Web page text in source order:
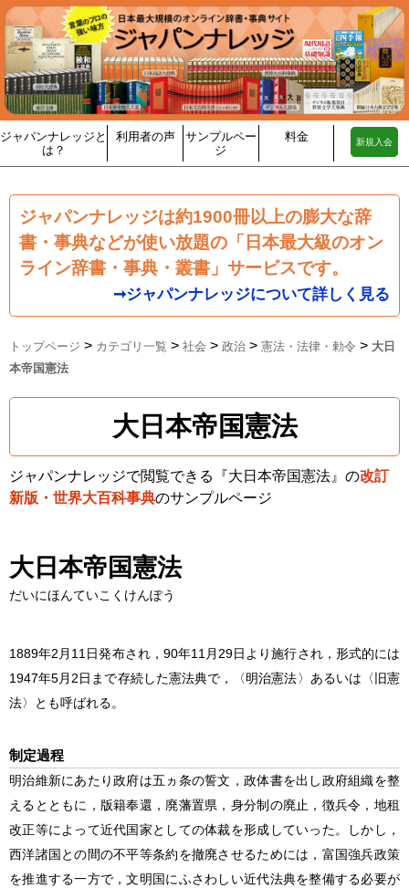
ジャパンナレッジと
は？
利用者の声
サンプルペー
ジ
料金 新規入会
ジャパンナレッジは約1900冊以上の膨大な辞
書・事典などが使い放題の「日本最大級のオン
ライン辞書・事典・叢書」サービスです。
➞ジャパンナレッジについて詳しく見る
トップページ > カテゴリ一覧 > 社会 > 政治 > 憲法・法律・勅令 > 大日
本帝国憲法
大日本帝国憲法
ジャパンナレッジで閲覧できる『大日本帝国憲法』の改訂
新版・世界大百科事典のサンプルページ
大日本帝国憲法
だいにほんていこくけんぽう
1889年2月11日発布され，90年11月29日より施行され，形式的には
1947年5月2日まで存続した憲法典で，〈明治憲法〉あるいは〈旧憲
法〉とも呼ばれる。
制定過程
明治維新にあたり政府は五ヵ条の誓文，政体書を出し政府組織を整
えるとともに，版籍奉還，廃藩置県，身分制の廃止，徴兵令，地租
改正等によって近代国家としての体裁を形成していった。しかし，
西洋諸国との間の不平等条約を撤廃させるためには，富国強兵政策
を推進する一方で，文明国にふさわしい近代法典を整備する必要が